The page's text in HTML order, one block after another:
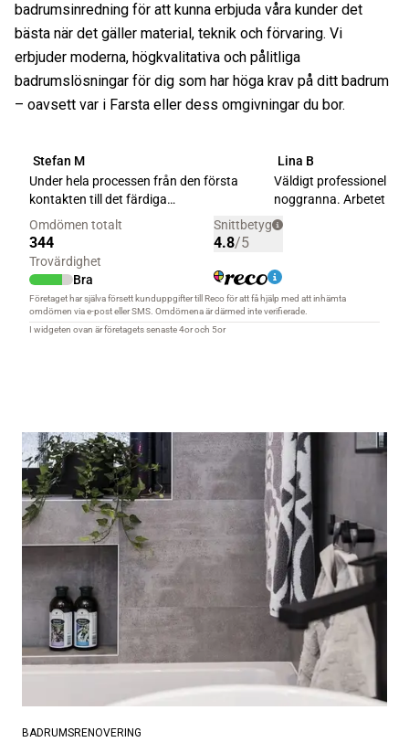
badrumsinredning för att kunna erbjuda våra kunder det
bästa när det gäller material, teknik och förvaring. Vi
erbjuder moderna, högkvalitativa och pålitliga
badrumslösningar för dig som har höga krav på ditt badrum
– oavsett var i Farsta eller dess omgivningar du bor.
BADRUMSRENOVERING